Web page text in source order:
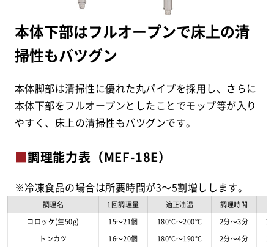
本体下部はフルオープンで床上の清
掃性もバツグン
本体脚部は清掃性に優れた丸パイプを採用し、さらに
本体下部をフルオープンとしたことでモップ等が入り
やすく、床上の清掃性もバツグンです。
■調理能力表（MEF-18E）
※冷凍食品の場合は所要時間が3～5割増しします。
調理名 1回調理量 適正油温 調理時間
コロッケ(生50g)
15～21個 180℃～200℃ 2分～3分
トンカツ
16～20個 180℃～190℃ 2分～4分